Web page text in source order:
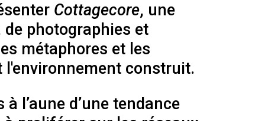
Cottagecore, une
photographies et
métaphores et les
construit.
l’aune d’une tendance